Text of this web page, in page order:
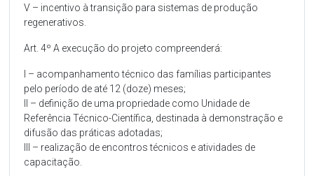
V – incentivo à transição para sistemas de produção
regenerativos.
Art. 4º A execução do projeto compreenderá:
I – acompanhamento técnico das famílias participantes
pelo período de até 12 (doze) meses;
II – definição de uma propriedade como Unidade de
Referência Técnico-Científica, destinada à demonstração e
difusão das práticas adotadas;
III – realização de encontros técnicos e atividades de
capacitação.